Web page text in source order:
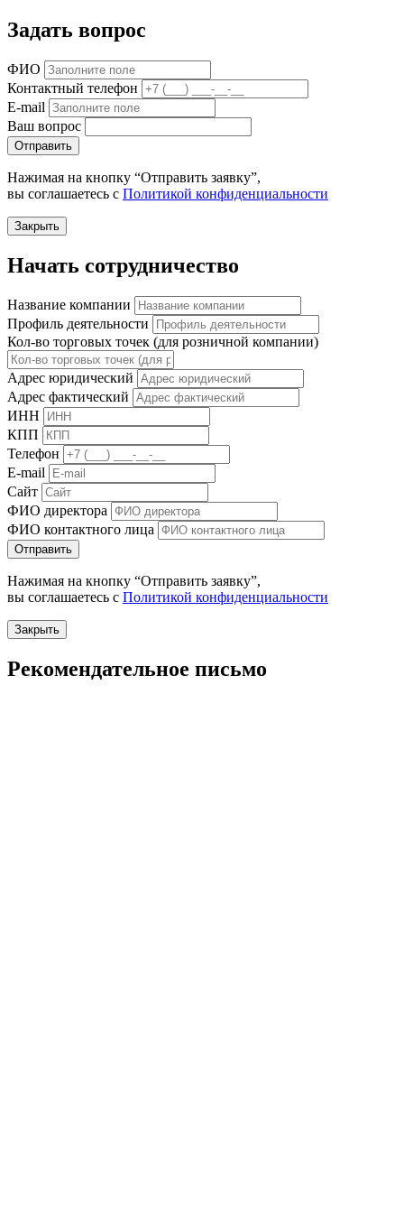
Задать вопрос
ФИО
Контактный телефон
E-mail
Ваш вопрос
Отправить
Нажимая на кнопку “Отправить заявку”,
вы соглашаетесь с Политикой конфиденциальности
Закрыть
Начать сотрудничество
Название компании
Профиль деятельности
Кол-во торговых точек (для розничной компании)
Адрес юридический
Адрес фактический
ИНН
КПП
Телефон
E-mail
Сайт
ФИО директора
ФИО контактного лица
Отправить
Нажимая на кнопку “Отправить заявку”,
вы соглашаетесь с Политикой конфиденциальности
Закрыть
Рекомендательное письмо